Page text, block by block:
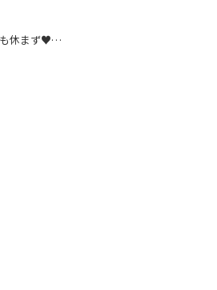
♥ゴールデンウイークも休まず♥営業中♥